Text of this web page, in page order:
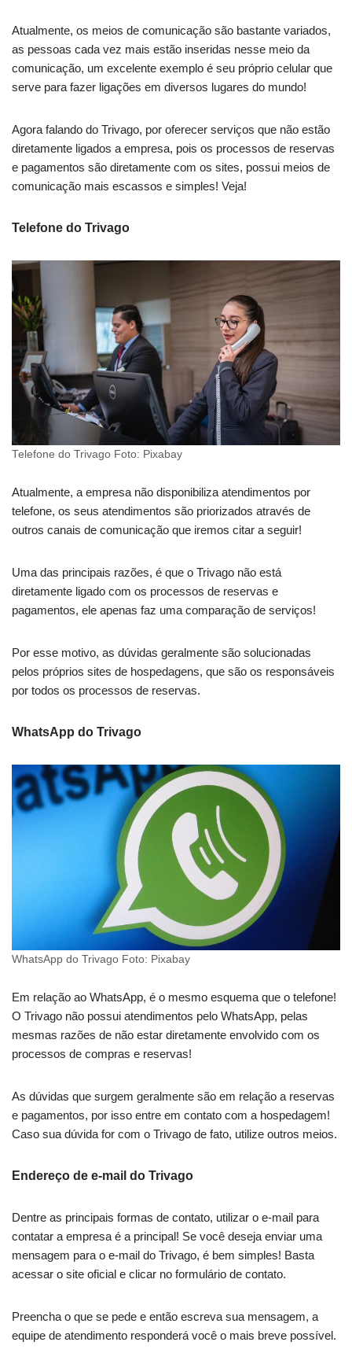
Atualmente, os meios de comunicação são bastante variados,
as pessoas cada vez mais estão inseridas nesse meio da
comunicação, um excelente exemplo é seu próprio celular que
serve para fazer ligações em diversos lugares do mundo!
Agora falando do Trivago, por oferecer serviços que não estão
diretamente ligados a empresa, pois os processos de reservas
e pagamentos são diretamente com os sites, possui meios de
comunicação mais escassos e simples! Veja!
Telefone do Trivago
Telefone do Trivago Foto: Pixabay
Atualmente, a empresa não disponibiliza atendimentos por
telefone, os seus atendimentos são priorizados através de
outros canais de comunicação que iremos citar a seguir!
Uma das principais razões, é que o Trivago não está
diretamente ligado com os processos de reservas e
pagamentos, ele apenas faz uma comparação de serviços!
Por esse motivo, as dúvidas geralmente são solucionadas
pelos próprios sites de hospedagens, que são os responsáveis
por todos os processos de reservas.
WhatsApp do Trivago
WhatsApp do Trivago Foto: Pixabay
Em relação ao WhatsApp, é o mesmo esquema que o telefone!
O Trivago não possui atendimentos pelo WhatsApp, pelas
mesmas razões de não estar diretamente envolvido com os
processos de compras e reservas!
As dúvidas que surgem geralmente são em relação a reservas
e pagamentos, por isso entre em contato com a hospedagem!
Caso sua dúvida for com o Trivago de fato, utilize outros meios.
Endereço de e-mail do Trivago
Dentre as principais formas de contato, utilizar o e-mail para
contatar a empresa é a principal! Se você deseja enviar uma
mensagem para o e-mail do Trivago, é bem simples! Basta
acessar o site oficial e clicar no formulário de contato.
Preencha o que se pede e então escreva sua mensagem, a
equipe de atendimento responderá você o mais breve possível.